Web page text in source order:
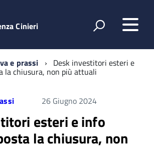
Cinieri
e prassi Desk investitori esteri e
la chiusura, non più attuali
26 Giugno 2024
esteri e info
la chiusura, non